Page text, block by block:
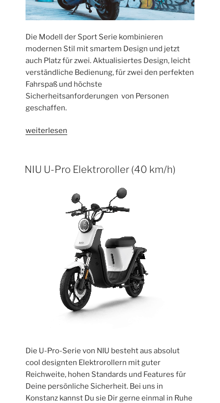
Die Modell der Sport Serie kombinieren
modernen Stil mit smartem Design und jetzt
auch Platz für zwei. Aktualisiertes Design, leicht
verständliche Bedienung, für zwei den perfekten
Fahrspaß und höchste
Sicherheitsanforderungen von Personen
geschaffen.
„NIU
(25
weiterlesen
NIU U-Pro Elektroroller (40 km/h)
Die U-Pro-Serie von NIU besteht aus absolut
cool designten Elektrorollern mit guter
Reichweite, hohen Standards und Features für
Deine persönliche Sicherheit. Bei uns in
Konstanz kannst Du sie Dir gerne einmal in Ruhe